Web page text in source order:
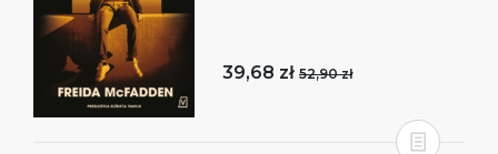
39,68 zł 52,90 zł